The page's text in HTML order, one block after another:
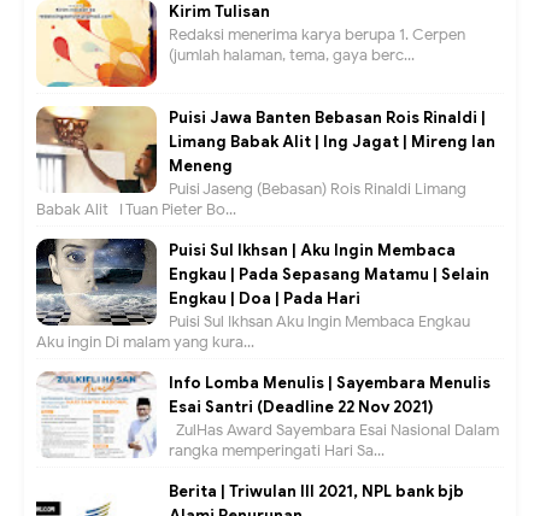
Kirim Tulisan
Redaksi menerima karya berupa 1. Cerpen
(jumlah halaman, tema, gaya berc...
Puisi Jawa Banten Bebasan Rois Rinaldi |
Limang Babak Alit | Ing Jagat | Mireng lan
Meneng
Puisi Jaseng (Bebasan) Rois Rinaldi Limang
Babak Alit I Tuan Pieter Bo...
Puisi Sul Ikhsan | Aku Ingin Membaca
Engkau | Pada Sepasang Matamu | Selain
Engkau | Doa | Pada Hari
Puisi Sul Ikhsan Aku Ingin Membaca Engkau
Aku ingin Di malam yang kura...
Info Lomba Menulis | Sayembara Menulis
Esai Santri (Deadline 22 Nov 2021)
ZulHas Award Sayembara Esai Nasional Dalam
rangka memperingati Hari Sa...
Berita | Triwulan III 2021, NPL bank bjb